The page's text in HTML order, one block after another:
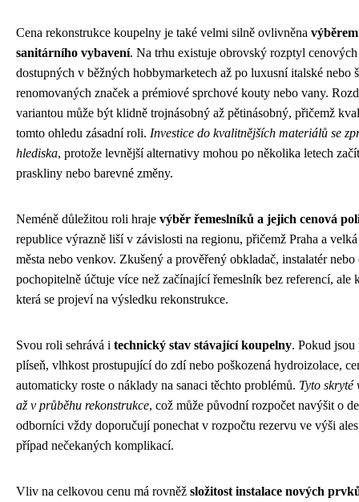
Cena rekonstrukce koupelny je také velmi silně ovlivněna
sanitárního vybavení. Na trhu existuje obrovský rozptyl
dostupných v běžných hobbymarketech až po luxusní italské nebo
renomovaných značek a prémiové sprchové kouty nebo vany.
variantou může být klidně trojnásobný až pětinásobný, přičemž
tomto ohledu zásadní roli. Investice do kvalitnějších materiálů se
hlediska, protože levnější alternativy mohou po několika letech
praskliny nebo barevné změny.
Neméně důležitou roli hraje výběr řemeslníků a jejich cenová
republice výrazně liší v závislosti na regionu, přičemž Praha a
města nebo venkov. Zkušený a prověřený obkladač, instalatér
pochopitelně účtuje více než začínající řemeslník bez referencí, ale
která se projeví na výsledku rekonstrukce.
Svou roli sehrává i technický stav stávající koupelny. Pokud
plíseň, vlhkost prostupující do zdí nebo poškozená hydroizolace,
automaticky roste o náklady na sanaci těchto problémů. Tyto skryté
až v průběhu rekonstrukce, což může původní rozpočet navýšit o
odborníci vždy doporučují ponechat v rozpočtu rezervu ve výši
případ nečekaných komplikací.
Vliv na celkovou cenu má rovněž složitost instalace nových